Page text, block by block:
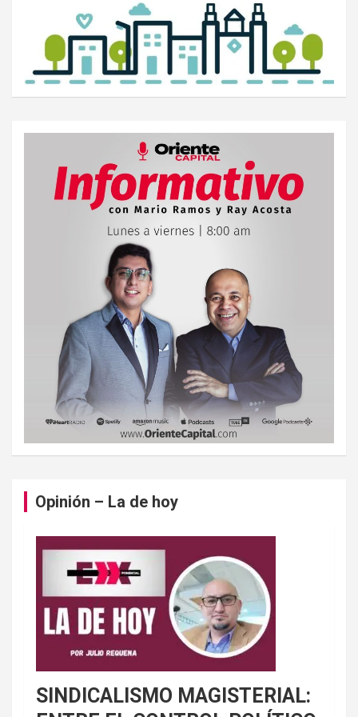
Opinión – La de hoy
SINDICALISMO MAGISTERIAL: